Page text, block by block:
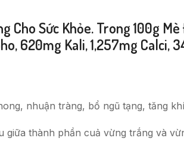
Sức Khỏe. Trong 100g
620mg Kali, 1,257mg Calci,
nhuận tràng, bổ ngũ tạng, tăng
thành phần cuả vừng trắng và